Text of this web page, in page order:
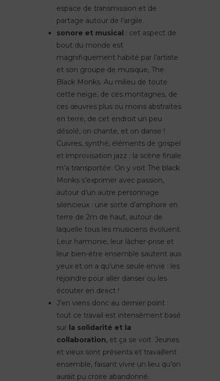
espace de transmission et de
partage autour de l’argile.
sonore et musical : cet aspect de
bout du monde est
magnifiquement habité par l’artiste
et son groupe de musique, The
Black Monks. Au milieu de toute
cette neige, de ces montagnes, de
ces œuvres plus ou moins abstraites
en terre, de cet endroit un peu
désolé, on chante, et on danse !
Cuivres, synthé, éléments de gospel
et improvisation jazz : la scène finale
m’a transportée. On y voit The black
Monks s’exprimer avec passion,
autour d’un autre personnage
silencieux : une sorte d’amphore en
terre de 2m de haut, autour de
laquelle tous les musiciens évoluent.
Leur harmonie, leur lâcher-prise et
leur bien-être ensemble sautent aux
yeux et on a qu’une seule envie : les
rejoindre pour aller danser ou les
écouter en direct !
J’en viens donc au dernier point :
tout ce travail est intensément basé
sur la solidarité et la
collaboration, et ça se voit. Jeunes
et vieux sont présents et travaillent
ensemble, faisant vivre un lieu qu’on
aurait pu croire abandonné.